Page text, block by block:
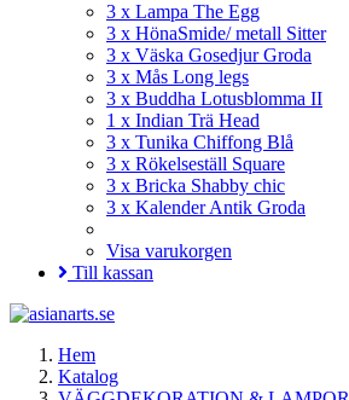
3 x Lampa The Egg
3 x HönaSmide/ metall Sitter
3 x Väska Gosedjur Groda
3 x Mås Long legs
3 x Buddha Lotusblomma II
1 x Indian Trä Head
3 x Tunika Chiffong Blå
3 x Rökelseställ Square
3 x Bricka Shabby chic
3 x Kalender Antik Groda
Visa varukorgen
Till kassan
Hem
Katalog